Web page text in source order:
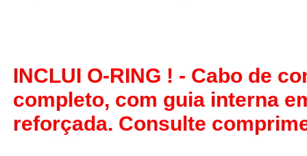
INCLUI O-RING ! - Cabo de
completo, com guia interna
reforçada. Consulte